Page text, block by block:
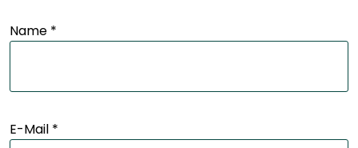
Name *
E-Mail *